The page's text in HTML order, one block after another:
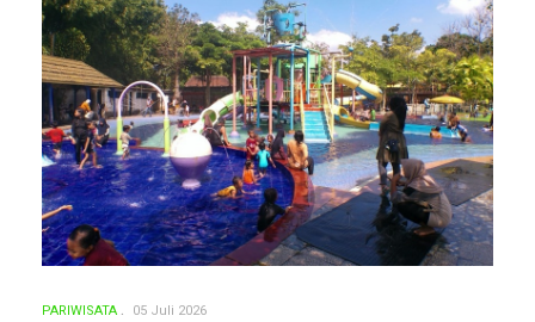
PARIWISATA 05 Juli 2026